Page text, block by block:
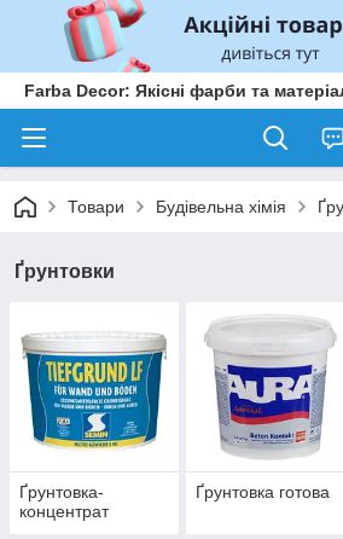
Farba Decor: Якісні фарби та
Товари Будівельна хімія
Ґрунтовки
Ґрунтовка-
концентрат
Ґрунтовка готова